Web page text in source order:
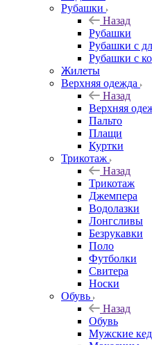
Рубашки
Назад
Рубашки
Рубашки с
Рубашки с
Жилеты
Верхняя одежда
Назад
Верхняя
Пальто
Плащи
Куртки
Трикотаж
Назад
Трикотаж
Джемпера
Водолазки
Лонгсливы
Безрукавки
Поло
Футболки
Свитера
Носки
Обувь
Назад
Обувь
Мужские